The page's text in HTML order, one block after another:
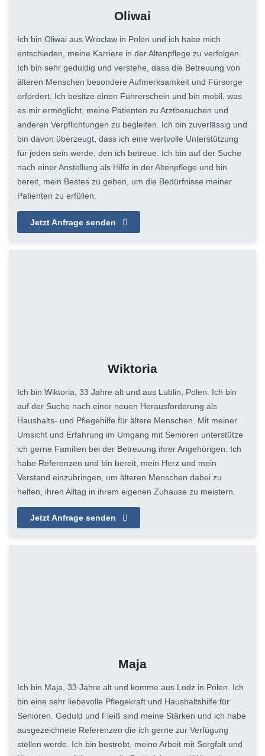
Oliwai
Ich bin Oliwai aus Wrocław in Polen und ich habe mich
entschieden, meine Karriere in der Altenpflege zu verfolgen.
Ich bin sehr geduldig und verstehe, dass die Betreuung von
älteren Menschen besondere Aufmerksamkeit und Fürsorge
erfordert. Ich besitze einen Führerschein und bin mobil, was
es mir ermöglicht, meine Patienten zu Arztbesuchen und
anderen Verpflichtungen zu begleiten. Ich bin zuverlässig und
bin davon überzeugt, dass ich eine wertvolle Unterstützung
für jeden sein werde, den ich betreue. Ich bin auf der Suche
nach einer Anstellung als Hilfe in der Altenpflege und bin
bereit, mein Bestes zu geben, um die Bedürfnisse meiner
Patienten zu erfüllen.
Jetzt Anfrage senden
Wiktoria
Ich bin Wiktoria, 33 Jahre alt und aus Lublin, Polen. Ich bin
auf der Suche nach einer neuen Herausforderung als
Haushalts- und Pflegehilfe für ältere Menschen. Mit meiner
Umsicht und Erfahrung im Umgang mit Senioren unterstütze
ich gerne Familien bei der Betreuung ihrer Angehörigen. Ich
habe Referenzen und bin bereit, mein Herz und mein
Verstand einzubringen, um älteren Menschen dabei zu
helfen, ihren Alltag in ihrem eigenen Zuhause zu meistern.
Jetzt Anfrage senden
Maja
Ich bin Maja, 33 Jahre alt und komme aus Lodz in Polen. Ich
bin eine sehr liebevolle Pflegekraft und Haushaltshilfe für
Senioren. Geduld und Fleiß sind meine Stärken und ich habe
ausgezeichnete Referenzen die ich gerne zur Verfügung
stellen werde. Ich bin bestrebt, meine Arbeit mit Sorgfalt und